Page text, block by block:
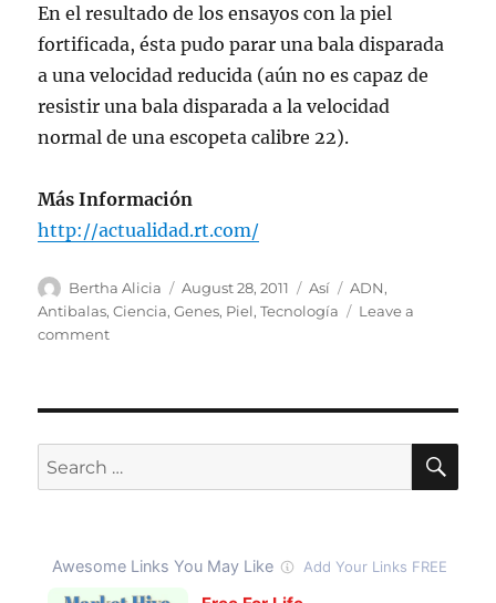
En el resultado de los ensayos con la piel
fortificada, ésta pudo parar una bala disparada
a una velocidad reducida (aún no es capaz de
resistir una bala disparada a la velocidad
normal de una escopeta calibre 22).
Más Información
http://actualidad.rt.com/
Author
Bertha Alicia
Posted
on
August 28, 2011 Categories
Así Tags
ADN,
Antibalas,Ciencia,Genes, Piel,Tecnología
Leave a
commenton
Search
for: